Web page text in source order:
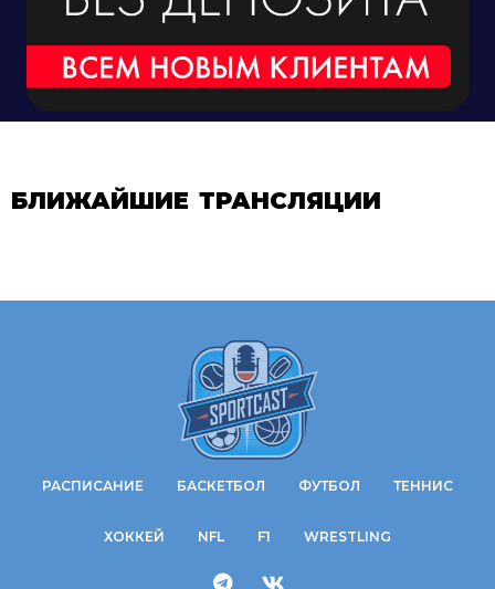
БЛИЖАЙШИЕ ТРАНСЛЯЦИИ
РАСПИСАНИЕ БАСКЕТБОЛ ФУТБОЛ ТЕННИС
ХОККЕЙ NFL F1 WRESTLING